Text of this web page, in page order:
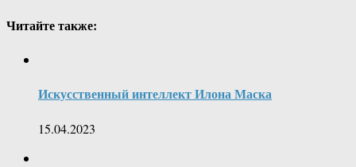
Читайте также:
Искусственный интеллект Илона Маска
15.04.2023